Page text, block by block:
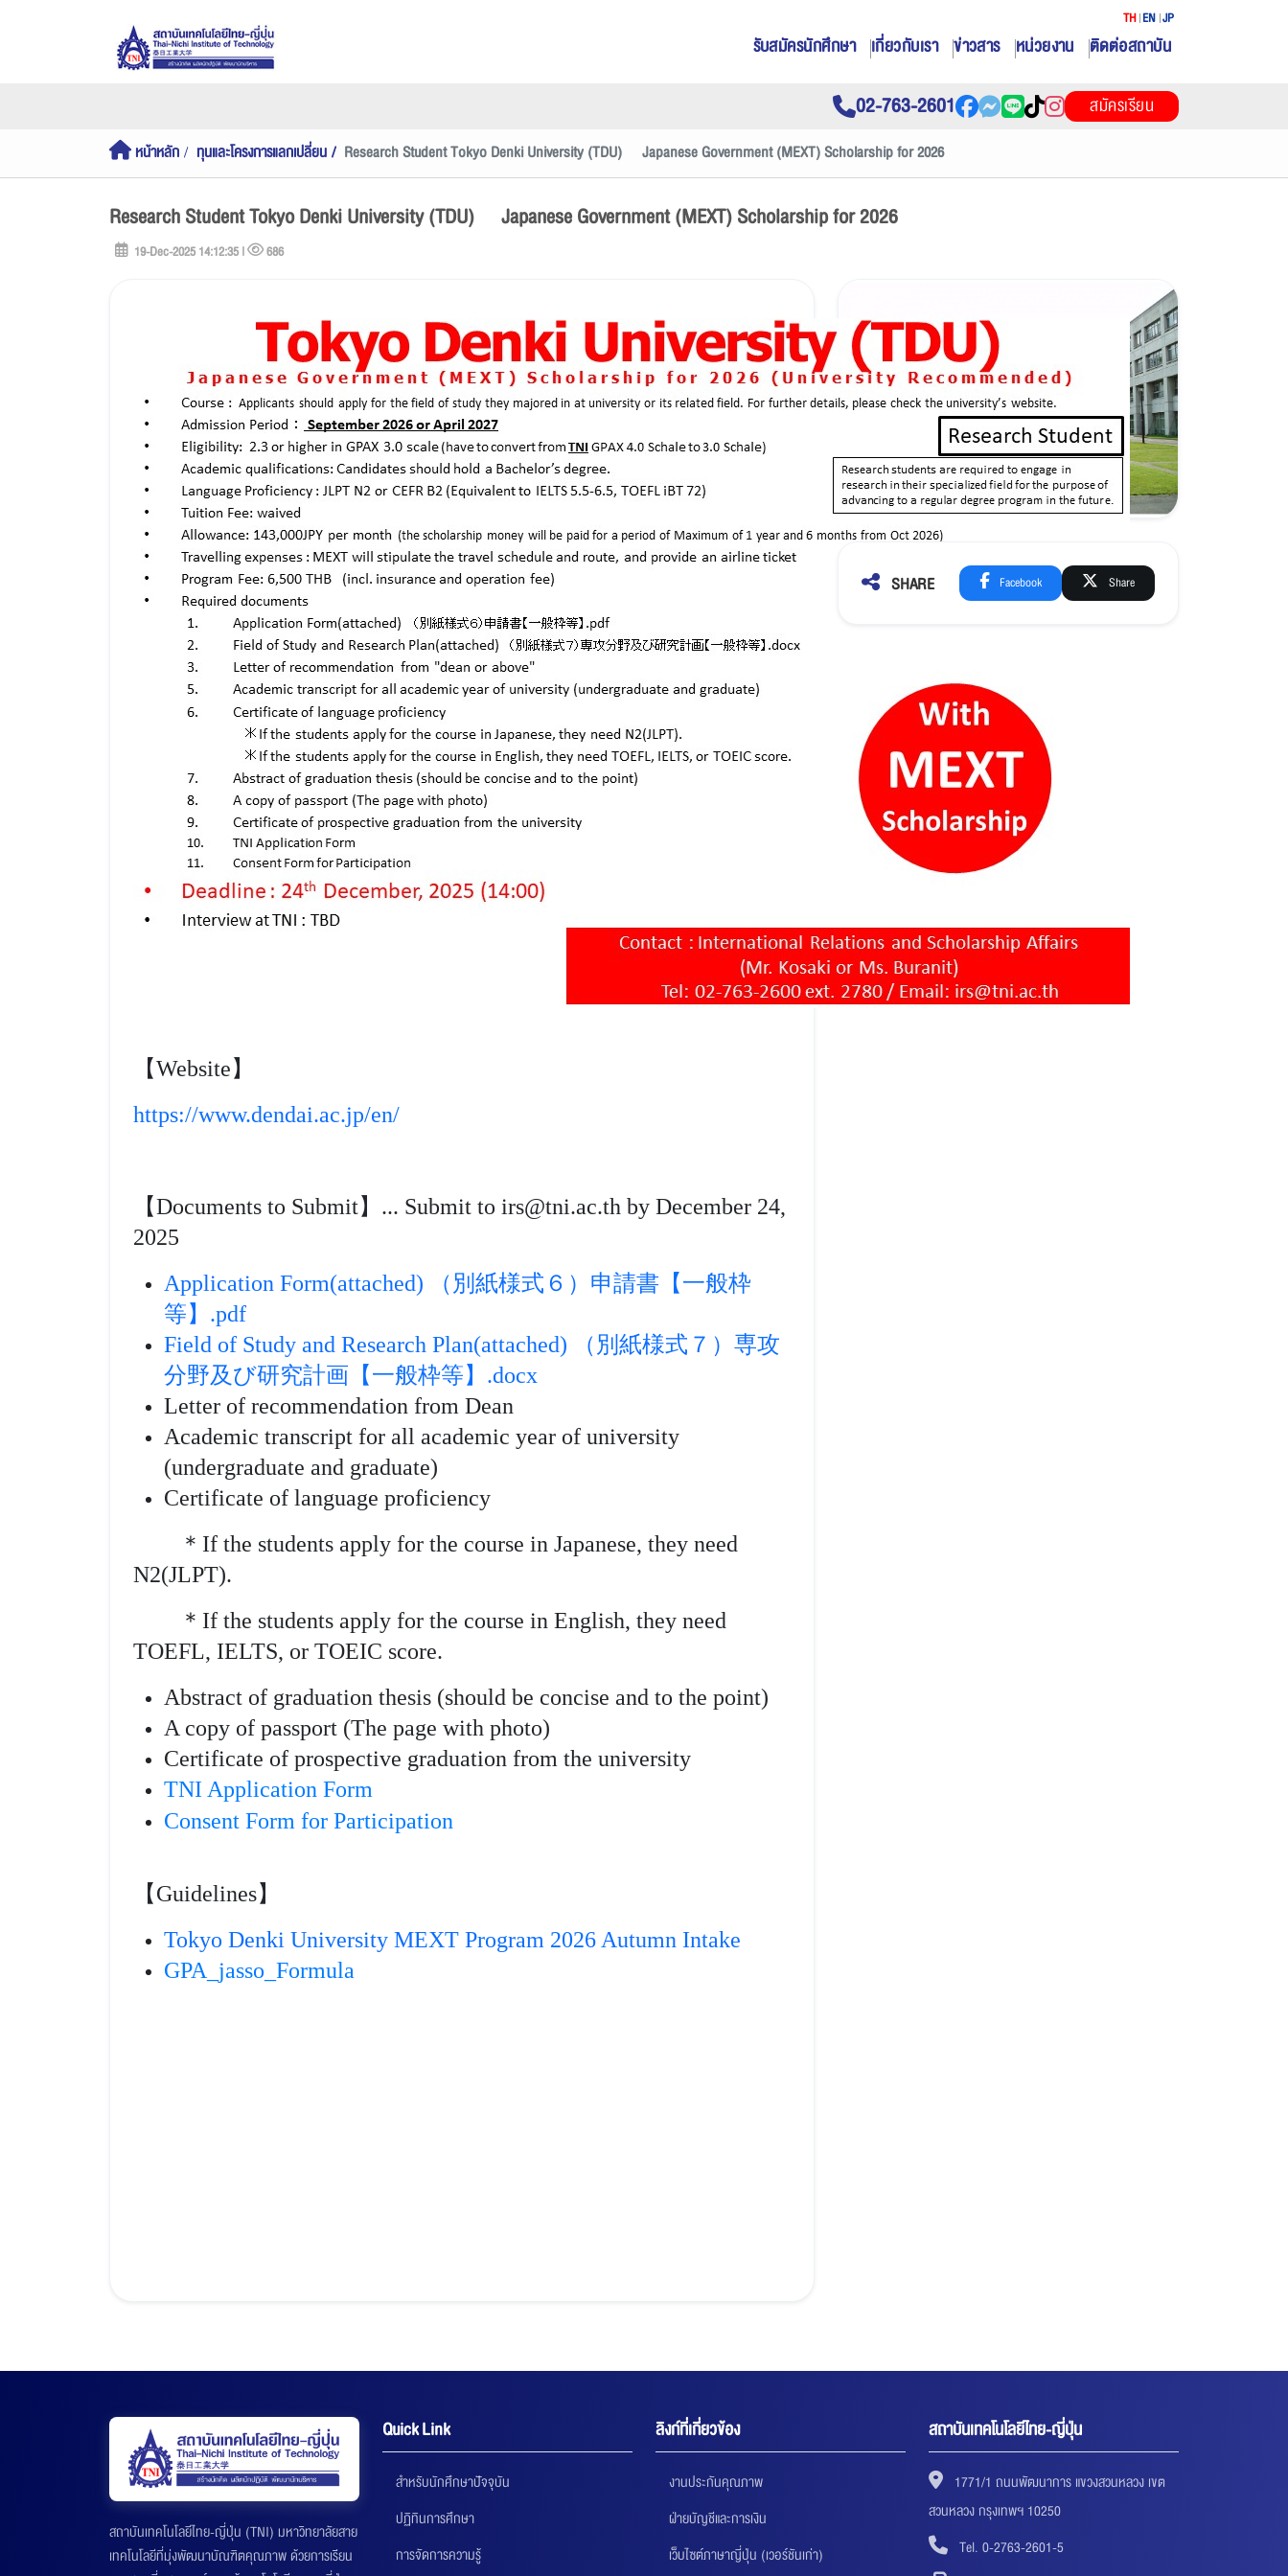
รับสมัครนักศึกษา เกี่ยวกับเรา ข่าวสาร หน่วยงาน ติดต่อสถาบัน
TH EN JP
02-763-2601 สมัครเรียน
หน้าหลัก ทุนและโครงการแลกเปลี่ยน Research Student Tokyo Denki University (TDU) Japanese Government (MEXT) Scholarship for 2026
Research Student Tokyo Denki University (TDU) Japanese Government (MEXT) Scholarship for 2026
19-Dec-2025 14:12:35 | 686
【Website】
https://www.dendai.ac.jp/en/
【Documents to Submit】... Submit to irs@tni.ac.th by December 24,
2025
Application Form(attached) （別紙様式６）申請書【一般枠
等】.pdf
Field of Study and Research Plan(attached) （別紙様式７）専攻
分野及び研究計画【一般枠等】.docx
Letter of recommendation from Dean
Academic transcript for all academic year of university
(undergraduate and graduate)
Certificate of language proficiency
＊If the students apply for the course in Japanese, they need
N2(JLPT).
＊If the students apply for the course in English, they need
TOEFL, IELTS, or TOEIC score.
Abstract of graduation thesis (should be concise and to the point)
A copy of passport (The page with photo)
Certificate of prospective graduation from the university
TNI Application Form
Consent Form for Participation
【Guidelines】
Tokyo Denki University MEXT Program 2026 Autumn Intake
GPA_jasso_Formula
SHARE Facebook Share
สถาบันเทคโนโลยีไทย-ญี่ปุ่น (TNI) มหาวิทยาลัยสาย
เทคโนโลยีที่มุ่งพัฒนาบัณฑิตคุณภาพ ด้วยการเรียน
Quick Link
สำหรับนักศึกษาปัจจุบัน
ปฏิทินการศึกษา
การจัดการความรู้
ลิงก์ที่เกี่ยวข้อง
งานประกันคุณภาพ
ฝ่ายบัญชีและการเงิน
เว็บไซต์ภาษาญี่ปุ่น (เวอร์ชันเก่า)
สถาบันเทคโนโลยีไทย-ญี่ปุ่น
1771/1 ถนนพัฒนาการ แขวงสวนหลวง เขต
สวนหลวง กรุงเทพฯ 10250
Tel. 0-2763-2601-5